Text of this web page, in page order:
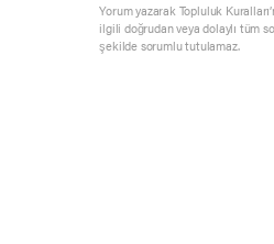
Yorum yazarak Topluluk
ilgili doğrudan veya dolaylı tüm
şekilde sorumlu tutulamaz.